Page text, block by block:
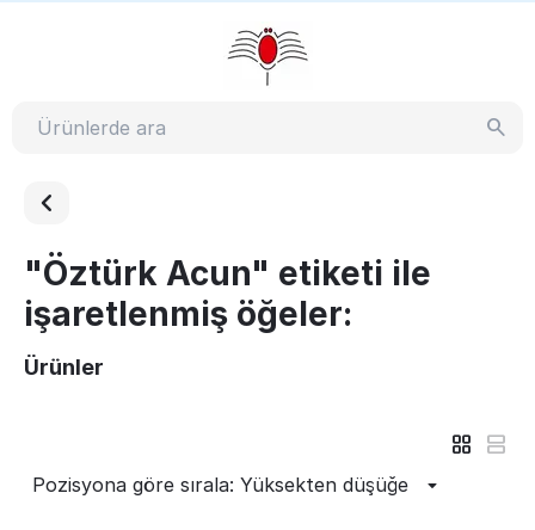
"Öztürk Acun" etiketi ile
işaretlenmiş öğeler:
Ürünler
Pozisyona göre sırala: Yüksekten düşüğe